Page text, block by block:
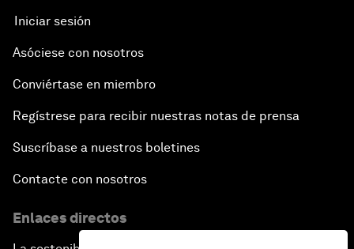
Iniciar sesión
Asóciese con nosotros
Conviértase en miembro
Regístrese para recibir nuestras notas de prensa
Suscríbase a nuestros boletines
Contacte con nosotros
Enlaces directos